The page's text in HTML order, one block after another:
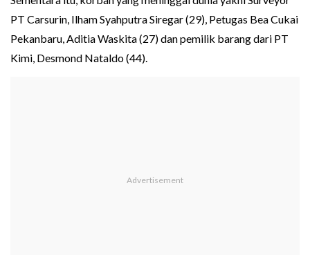
PT Carsurin, Ilham Syahputra Siregar (29), Petugas Bea Cukai
Pekanbaru, Aditia Waskita (27) dan pemilik barang dari PT
Kimi, Desmond Nataldo (44).